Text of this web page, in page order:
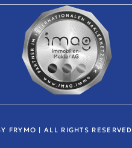
FRYMO | ALL RIGHTS RESERVED